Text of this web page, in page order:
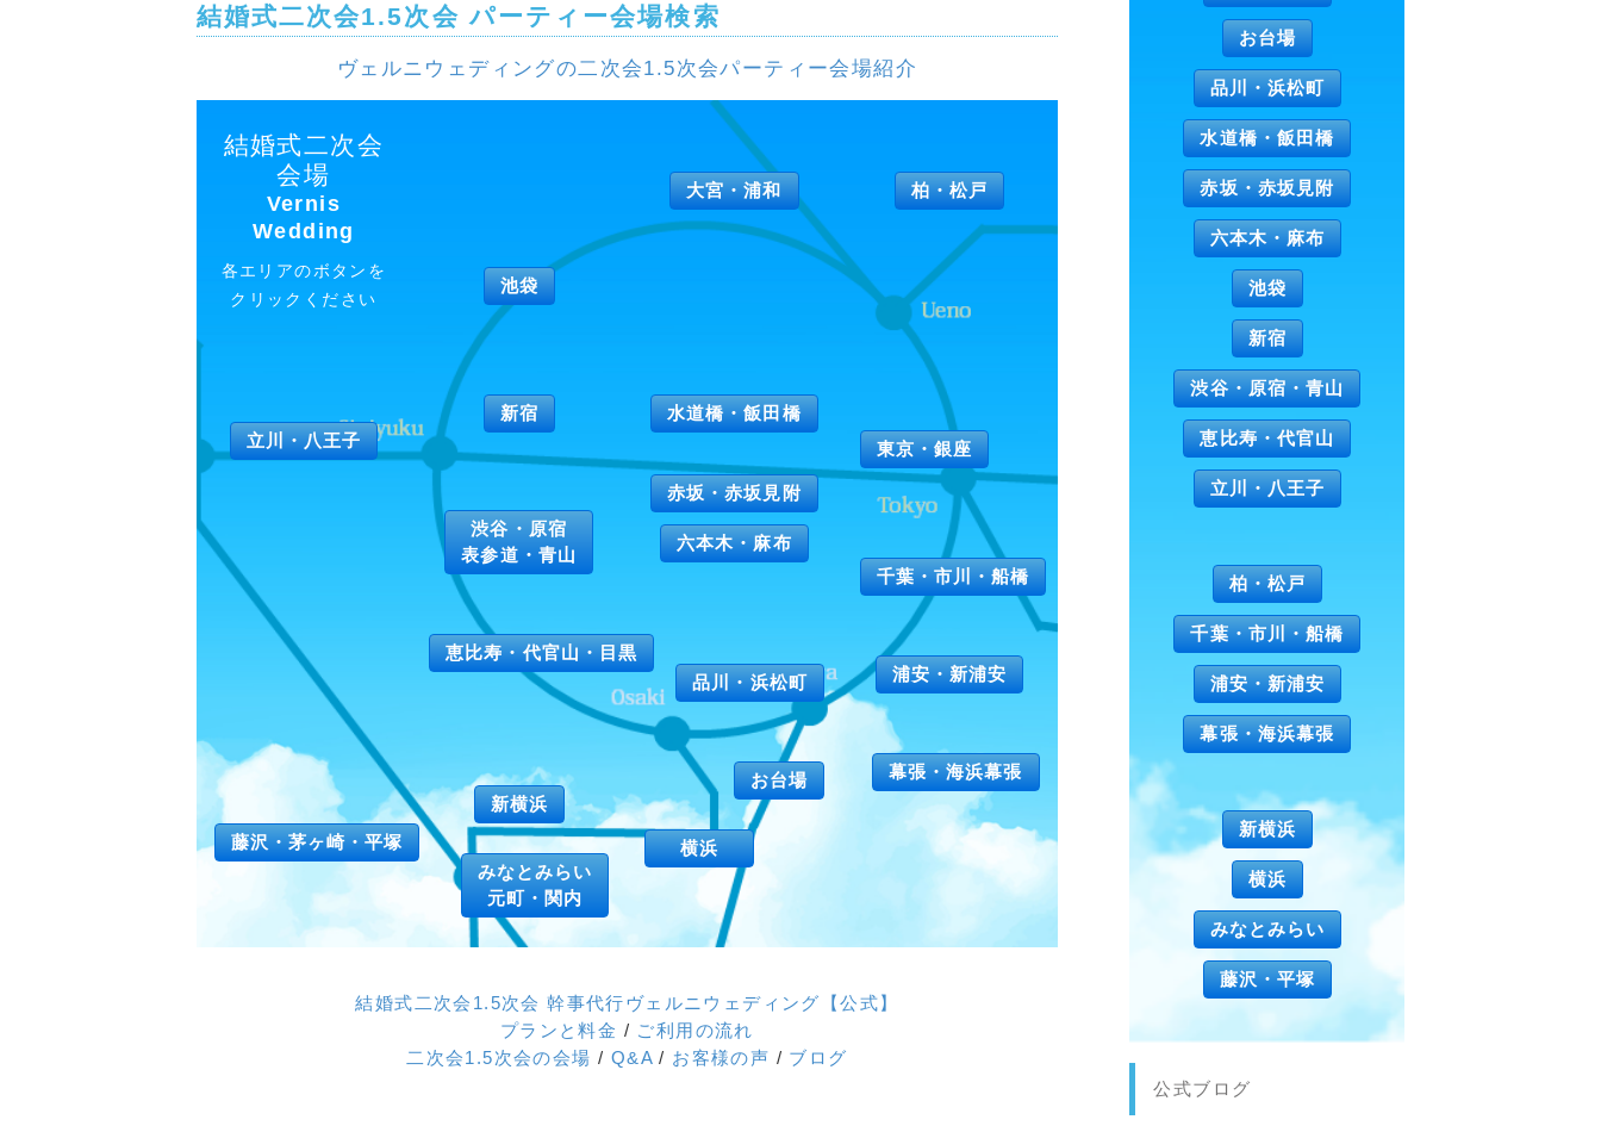
結婚式二次会1.5次会 パーティー会場検索
ヴェルニウェディングの二次会1.5次会パーティー会場紹介
結婚式二次会
会場
Vernis
Wedding
各エリアのボタンを
クリックください
立川・八王子
藤沢・茅ヶ崎・平塚
池袋
新宿
渋谷・原宿
表参道・青山
恵比寿・代官山・目黒
新横浜
みなとみらい
元町・関内
大宮・浦和
水道橋・飯田橋
赤坂・赤坂見附
六本木・麻布
品川・浜松町
お台場
横浜
柏・松戸
東京・銀座
千葉・市川・船橋
浦安・新浦安
幕張・海浜幕張
結婚式二次会1.5次会 幹事代行ヴェルニウェディング【公式】
プランと料金 / ご利用の流れ
二次会1.5次会の会場 / Q&A/ お客様の声 / ブログ
お台場
品川・浜松町
水道橋・飯田橋
赤坂・赤坂見附
六本木・麻布
池袋
新宿
渋谷・原宿・青山
恵比寿・代官山
立川・八王子
柏・松戸
千葉・市川・船橋
浦安・新浦安
幕張・海浜幕張
新横浜
横浜
みなとみらい
藤沢・平塚
公式ブログ